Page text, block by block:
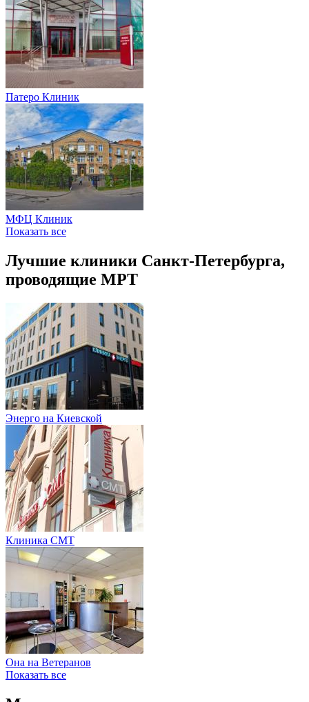
Патеро Клиник
МФЦ Клиник
Показать все
Лучшие клиники Санкт-Петербурга,
проводящие МРТ
Энерго на Киевской
Клиника СМТ
Она на Ветеранов
Показать все